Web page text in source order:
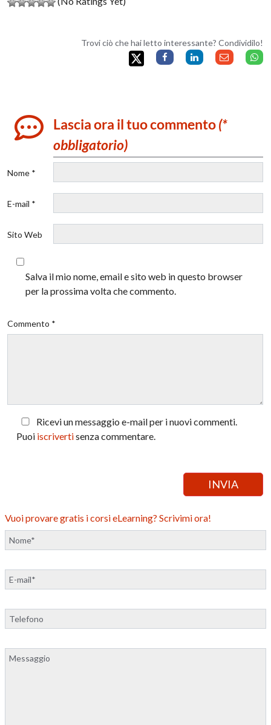
Trovi ciò che hai letto interessante? Condividilo!
Lascia ora il tuo commento(*
obbligatorio)
Nome *
E-mail *
Sito Web
Salva il mio nome, email e sito web in questo browser
per la prossima volta che commento.
Commento *
Ricevi un messaggio e-mail per i nuovi commenti.
Puoi iscrivertisenza commentare.
Vuoi provare gratis i corsi eLearning? Scrivimi ora!